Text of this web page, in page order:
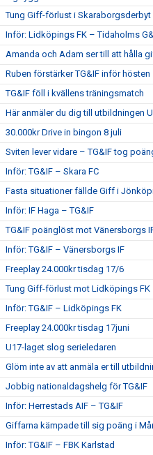
Tung Giff-förlust i Skaraborgsderbyt
Inför: Lidköpings FK – Tidaholms
Amanda och Adam ser till att hålla
Ruben förstärker TG&IF inför hösten
TG&IF föll i kvällens träningsmatch
Här anmäler du dig till utbildningen
30.000kr Drive in bingon 8 juli
Sviten lever vidare – TG&IF tog
Inför: TG&IF – Skara FC
Fasta situationer fällde Giff i
Inför: IF Haga – TG&IF
TG&IF poänglöst mot Vänersborgs
Inför: TG&IF – Vänersborgs IF
Freeplay 24.000kr tisdag 17/6
Tung Giff-förlust mot Lidköpings FK
Inför: TG&IF – Lidköpings FK
Freeplay 24.000kr tisdag 17juni
U17-laget slog serieledaren
Glöm inte av att anmäla er till
Jobbig nationaldagshelg för TG&IF
Inför: Herrestads AIF – TG&IF
Giffarna kämpade till sig poäng i
Inför: TG&IF – FBK Karlstad